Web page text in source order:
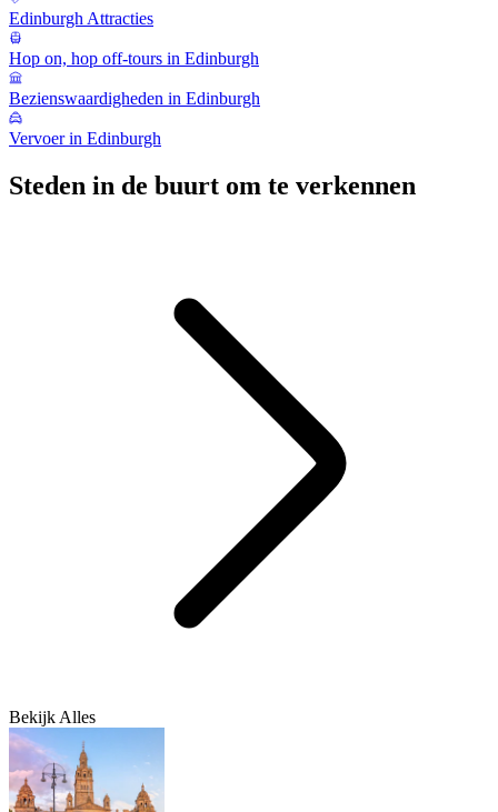
Edinburgh Attracties
Hop on, hop off-tours in Edinburgh
Bezienswaardigheden in Edinburgh
Vervoer in Edinburgh
Steden in de buurt om te verkennen
Bekijk Alles